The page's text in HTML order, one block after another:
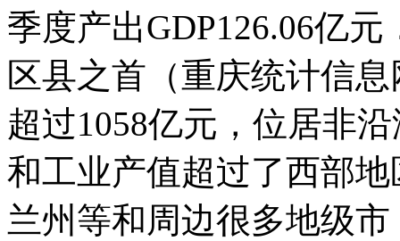
季度产出GDP126.06亿
区县之首（重庆统计信
超过1058亿元，位居非
和工业产值超过了西部
兰州等和周边很多地级